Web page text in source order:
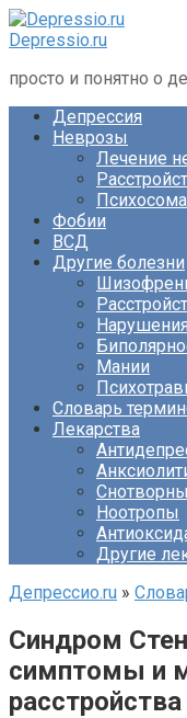
Перейти
к
Depressio.ru
просто и понятно о
Депрессия
Неврозы
Лечение
Фобии
ВСД
Другие болезни
Мании
Словарь
Лекарства
Ноотропы
Другие
Депрессио.ru »
Синдром
симптомы и
расстройства